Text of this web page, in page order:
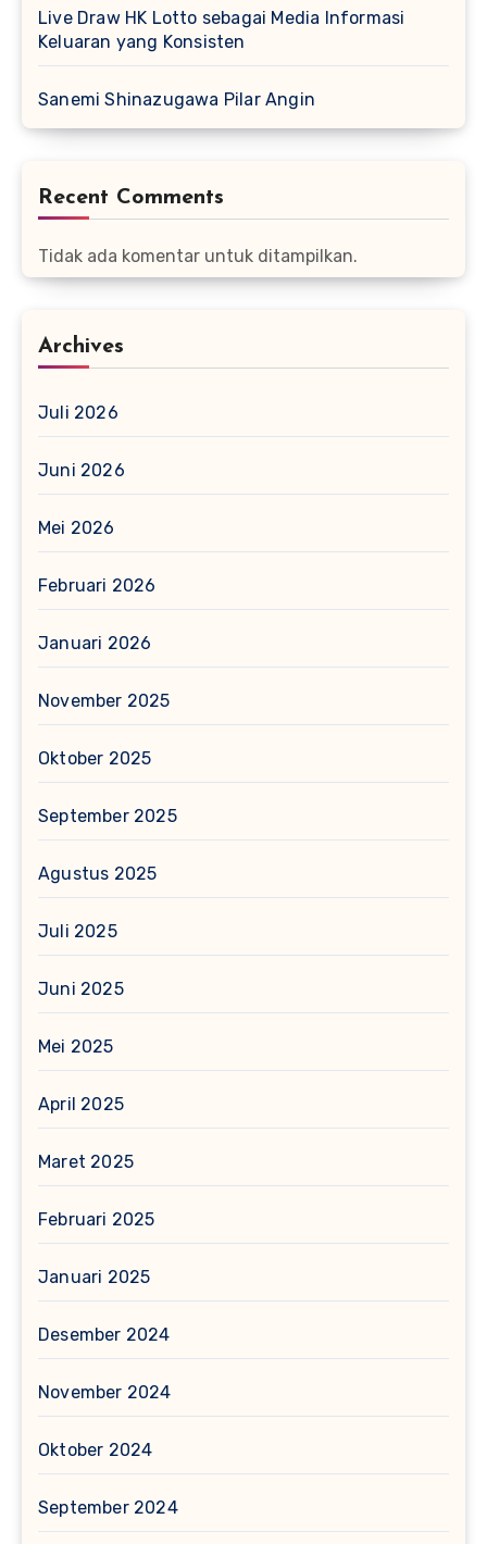
Live Draw HK Lotto sebagai Media Informasi
Keluaran yang Konsisten
Sanemi Shinazugawa Pilar Angin
Recent Comments
Tidak ada komentar untuk ditampilkan.
Archives
Juli 2026
Juni 2026
Mei 2026
Februari 2026
Januari 2026
November 2025
Oktober 2025
September 2025
Agustus 2025
Juli 2025
Juni 2025
Mei 2025
April 2025
Maret 2025
Februari 2025
Januari 2025
Desember 2024
November 2024
Oktober 2024
September 2024